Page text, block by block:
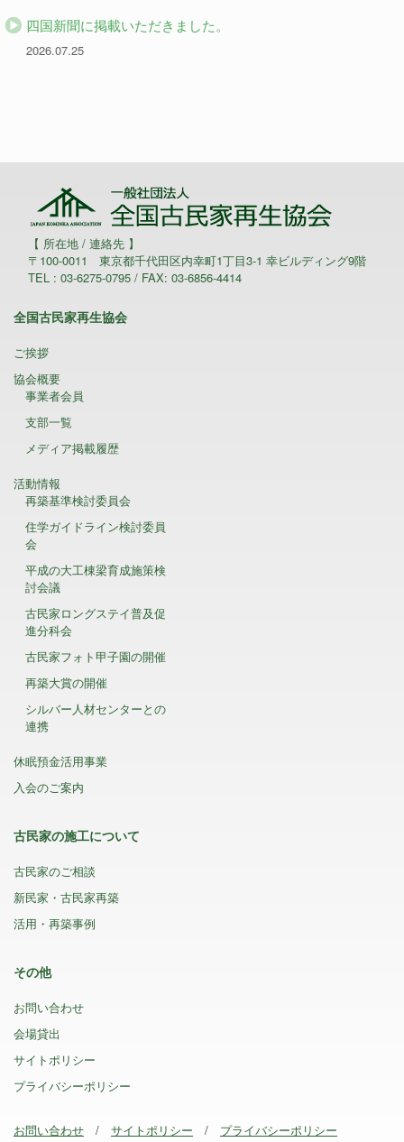
四国新聞に掲載いただきました。
2026.07.25
【 所在地 / 連絡先 】
〒100-0011 東京都千代田区内幸町1丁目3-1 幸ビルディング9階
TEL : 03-6275-0795 / FAX: 03-6856-4414
全国古民家再生協会
ご挨拶
協会概要
事業者会員
支部一覧
メディア掲載履歴
活動情報
再築基準検討委員会
住学ガイドライン検討委員
会
平成の大工棟梁育成施策検
討会議
古民家ロングステイ普及促
進分科会
古民家フォト甲子園の開催
再築大賞の開催
シルバー人材センターとの
連携
休眠預金活用事業
入会のご案内
古民家の施工について
古民家のご相談
新民家・古民家再築
活用・再築事例
その他
お問い合わせ
会場貸出
サイトポリシー
プライバシーポリシー
お問い合わせ サイトポリシー プライバシーポリシー